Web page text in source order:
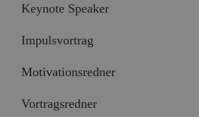
Keynote Speaker
Impulsvortrag
Motivationsredner
Vortragsredner